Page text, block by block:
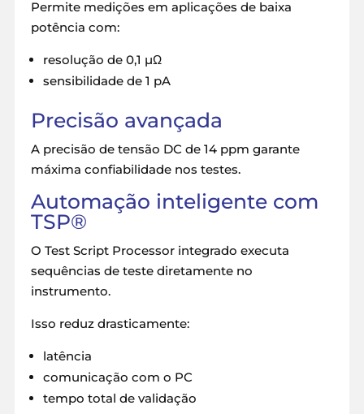
Permite medições em aplicações de baixa
potência com:
resolução de 0,1 µΩ
sensibilidade de 1 pA
Precisão avançada
A precisão de tensão DC de 14 ppm garante
máxima confiabilidade nos testes.
Automação inteligente com
TSP®
O Test Script Processor integrado executa
sequências de teste diretamente no
instrumento.
Isso reduz drasticamente:
latência
comunicação com o PC
tempo total de validação